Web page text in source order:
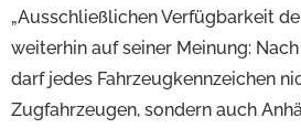
„Ausschließlichen Verfügbarkeit
weiterhin auf seiner Meinung:
darf jedes Fahrzeugkennzeichen
Zugfahrzeugen, sondern auch